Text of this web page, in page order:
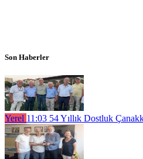
Son Haberler
Yerel 11:03 54 Yıllık Dostluk